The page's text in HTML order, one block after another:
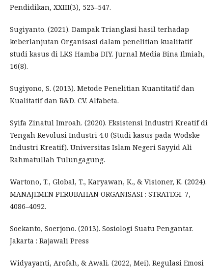
Pendidikan, XXIII(3), 523–547.
Sugiyanto. (2021). Dampak Trianglasi hasil terhadap
keberlanjutan Organisasi dalam penelitian kualitatif
studi kasus di LKS Hamba DIY. Jurnal Media Bina Ilmiah,
16(8).
Sugiyono, S. (2013). Metode Penelitian Kuantitatif dan
Kualitatif dan R&D. CV. Alfabeta.
Syifa Zinatul Imroah. (2020). Eksistensi Industri Kreatif di
Tengah Revolusi Industri 4.0 (Studi kasus pada Wodske
Industri Kreatif). Universitas Islam Negeri Sayyid Ali
Rahmatullah Tulungagung.
Wartono, T., Global, T., Karyawan, K., & Visioner, K. (2024).
MANAJEMEN PERUBAHAN ORGANISASI : STRATEGI. 7,
4086–4092.
Soekanto, Soerjono. (2013). Sosiologi Suatu Pengantar.
Jakarta : Rajawali Press
Widyayanti, Arofah, & Awali. (2022, Mei). Regulasi Emosi